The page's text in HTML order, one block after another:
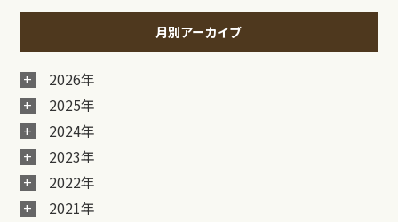
月別アーカイブ
2026年
2025年
2024年
2023年
2022年
2021年